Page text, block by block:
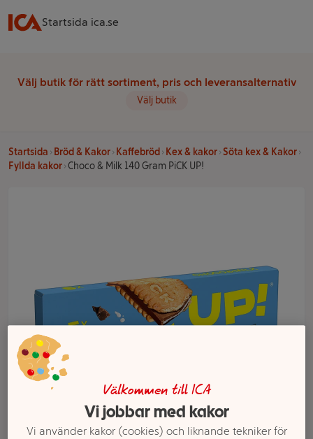
Startsida ica.se
Välj butik för rätt sortiment, pris och leveransalternativ
Välj butik
Startsida Bröd & Kakor Kaffebröd Kex & kakor Söta kex & Kakor
Fyllda kakor Choco & Milk 140 Gram PiCK UP!
Välkommen till ICA
Vi jobbar med kakor
Vi använder kakor (cookies) och liknande tekniker för